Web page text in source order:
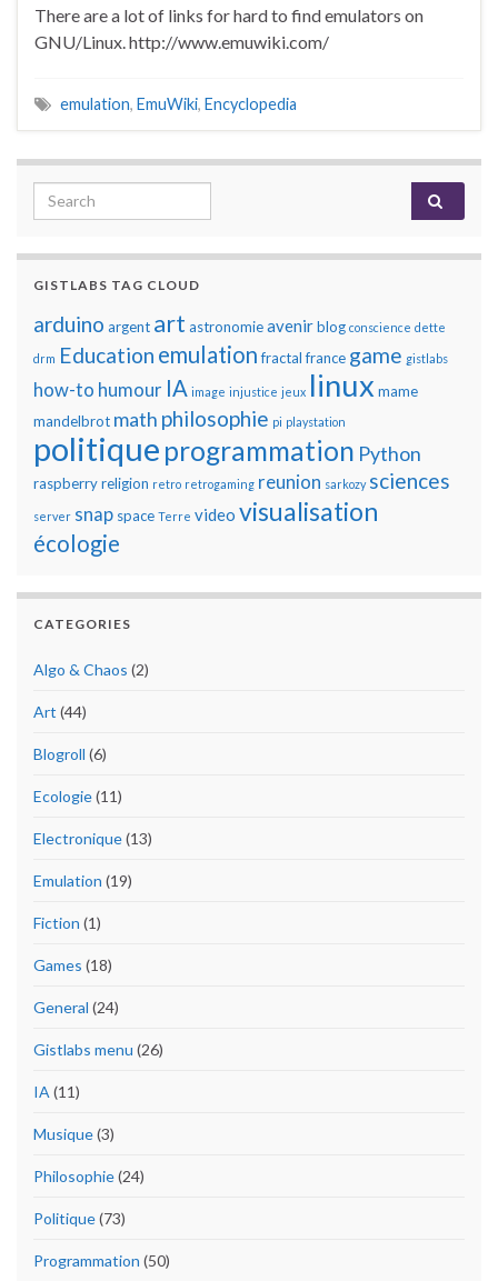
There are a lot of links for hard to find emulators on
GNU/Linux. http://www.emuwiki.com/
emulation, EmuWiki, Encyclopedia
Search for:
GISTLABS TAG CLOUD
arduino argent art astronomieavenirblog conscience dette
drm Education emulation fractal france game gistlabs
how-to humour IA image injustice jeux linux mame
mandelbrot math philosophie pi playstation
politique programmation Python
raspberryreligion retro retrogaming reunion sarkozy sciences
server snap space Terre video visualisation
écologie
CATEGORIES
Algo & Chaos (2)
Art (44)
Blogroll (6)
Ecologie(11)
Electronique(13)
Emulation (19)
Fiction (1)
Games (18)
General (24)
Gistlabs menu (26)
IA (11)
Musique(3)
Philosophie(24)
Politique(73)
Programmation (50)